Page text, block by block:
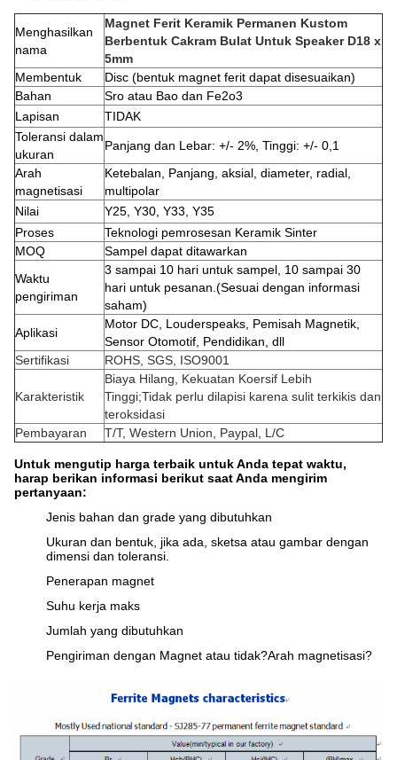
Menghasilkan
nama
Magnet Ferit Keramik Permanen Kustom
Berbentuk Cakram Bulat Untuk Speaker D18 x
5mm
Membentuk
Disc (bentuk magnet ferit dapat disesuaikan)
Bahan
Sro atau Bao dan Fe2o3
Lapisan
TIDAK
Toleransi dalam
ukuran
Panjang dan Lebar: +/- 2%, Tinggi: +/- 0,1
Arah
magnetisasi
Ketebalan, Panjang, aksial, diameter, radial,
multipolar
Nilai
Y25, Y30, Y33, Y35
Proses
Teknologi pemrosesan Keramik Sinter
MOQ
Sampel dapat ditawarkan
Waktu
pengiriman
3 sampai 10 hari untuk sampel, 10 sampai 30
hari untuk pesanan.(Sesuai dengan informasi
saham)
Aplikasi
Motor DC, Louderspeaks, Pemisah Magnetik,
Sensor Otomotif, Pendidikan, dll
Sertifikasi
ROHS, SGS, ISO9001
Karakteristik
Biaya Hilang, Kekuatan Koersif Lebih
Tinggi;Tidak perlu dilapisi karena sulit terkikis dan
teroksidasi
Pembayaran
T/T, Western Union, Paypal, L/C
Untuk mengutip harga terbaik untuk Anda tepat waktu,
harap berikan informasi berikut saat Anda mengirim
pertanyaan:
Jenis bahan dan grade yang dibutuhkan
Ukuran dan bentuk, jika ada, sketsa atau gambar dengan
dimensi dan toleransi.
Penerapan magnet
Suhu kerja maks
Jumlah yang dibutuhkan
Pengiriman dengan Magnet atau tidak?Arah magnetisasi?